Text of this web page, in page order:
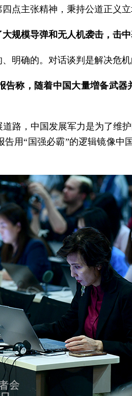
点主张精神，秉持公道正义
规模导弹和无人机袭击，击
明确的。对话谈判是解决危机
称，随着中国大量増备武
路，中国发展军力是为了维
用“国强必霸”的逻辑镜像